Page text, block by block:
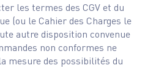
les termes des CGV et du
(ou le Cahier des Charges le
autre disposition convenue
non conformes ne
mesure des possibilités du